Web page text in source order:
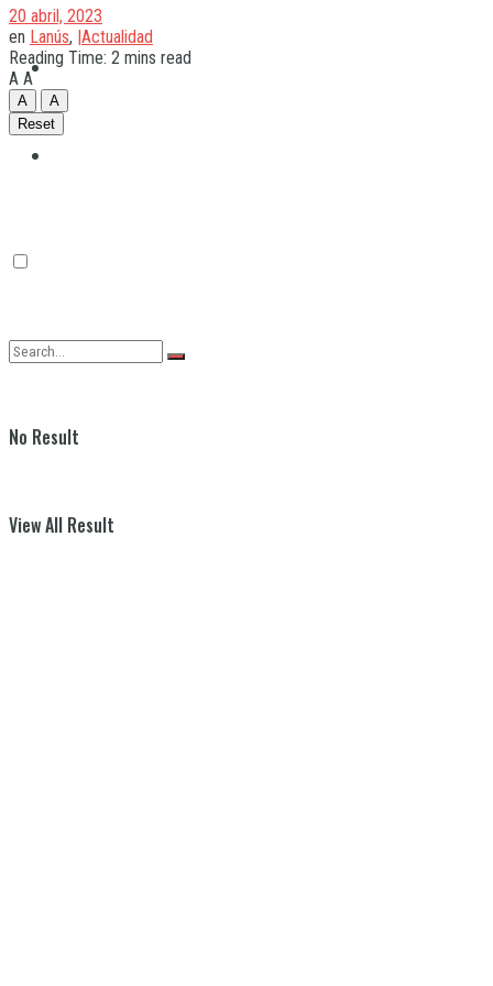
Quilmes
No Result
View All Result
20 abril, 2023
en Lanús, |Actualidad
Reading Time: 2 mins read
A A
A
A
Reset